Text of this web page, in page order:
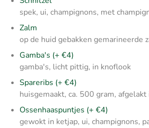
spek, ui, champignons, met
Zalm
op de huid gebakken gemarineerde
Gamba's (+ €4)
gamba's, licht pittig, in knoflook
Spareribs (+ €4)
huisgemaakt, ca. 500 gram,
Ossenhaaspuntjes (+ €4)
gewokt in ketjap, ui, champignons,